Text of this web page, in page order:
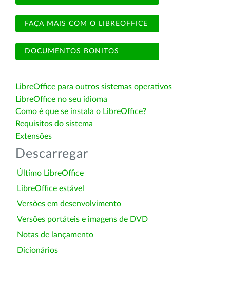
FAÇA MAIS COM O LIBREOFFICE
DOCUMENTOS BONITOS
LibreOffice para outros sistemas operativos
LibreOffice no seu idioma
Como é que se instala o LibreOffice?
Requisitos do sistema
Extensões
Descarregar
Último LibreOffice
LibreOffice estável
Versões em desenvolvimento
Versões portáteis e imagens de DVD
Notas de lançamento
Dicionários